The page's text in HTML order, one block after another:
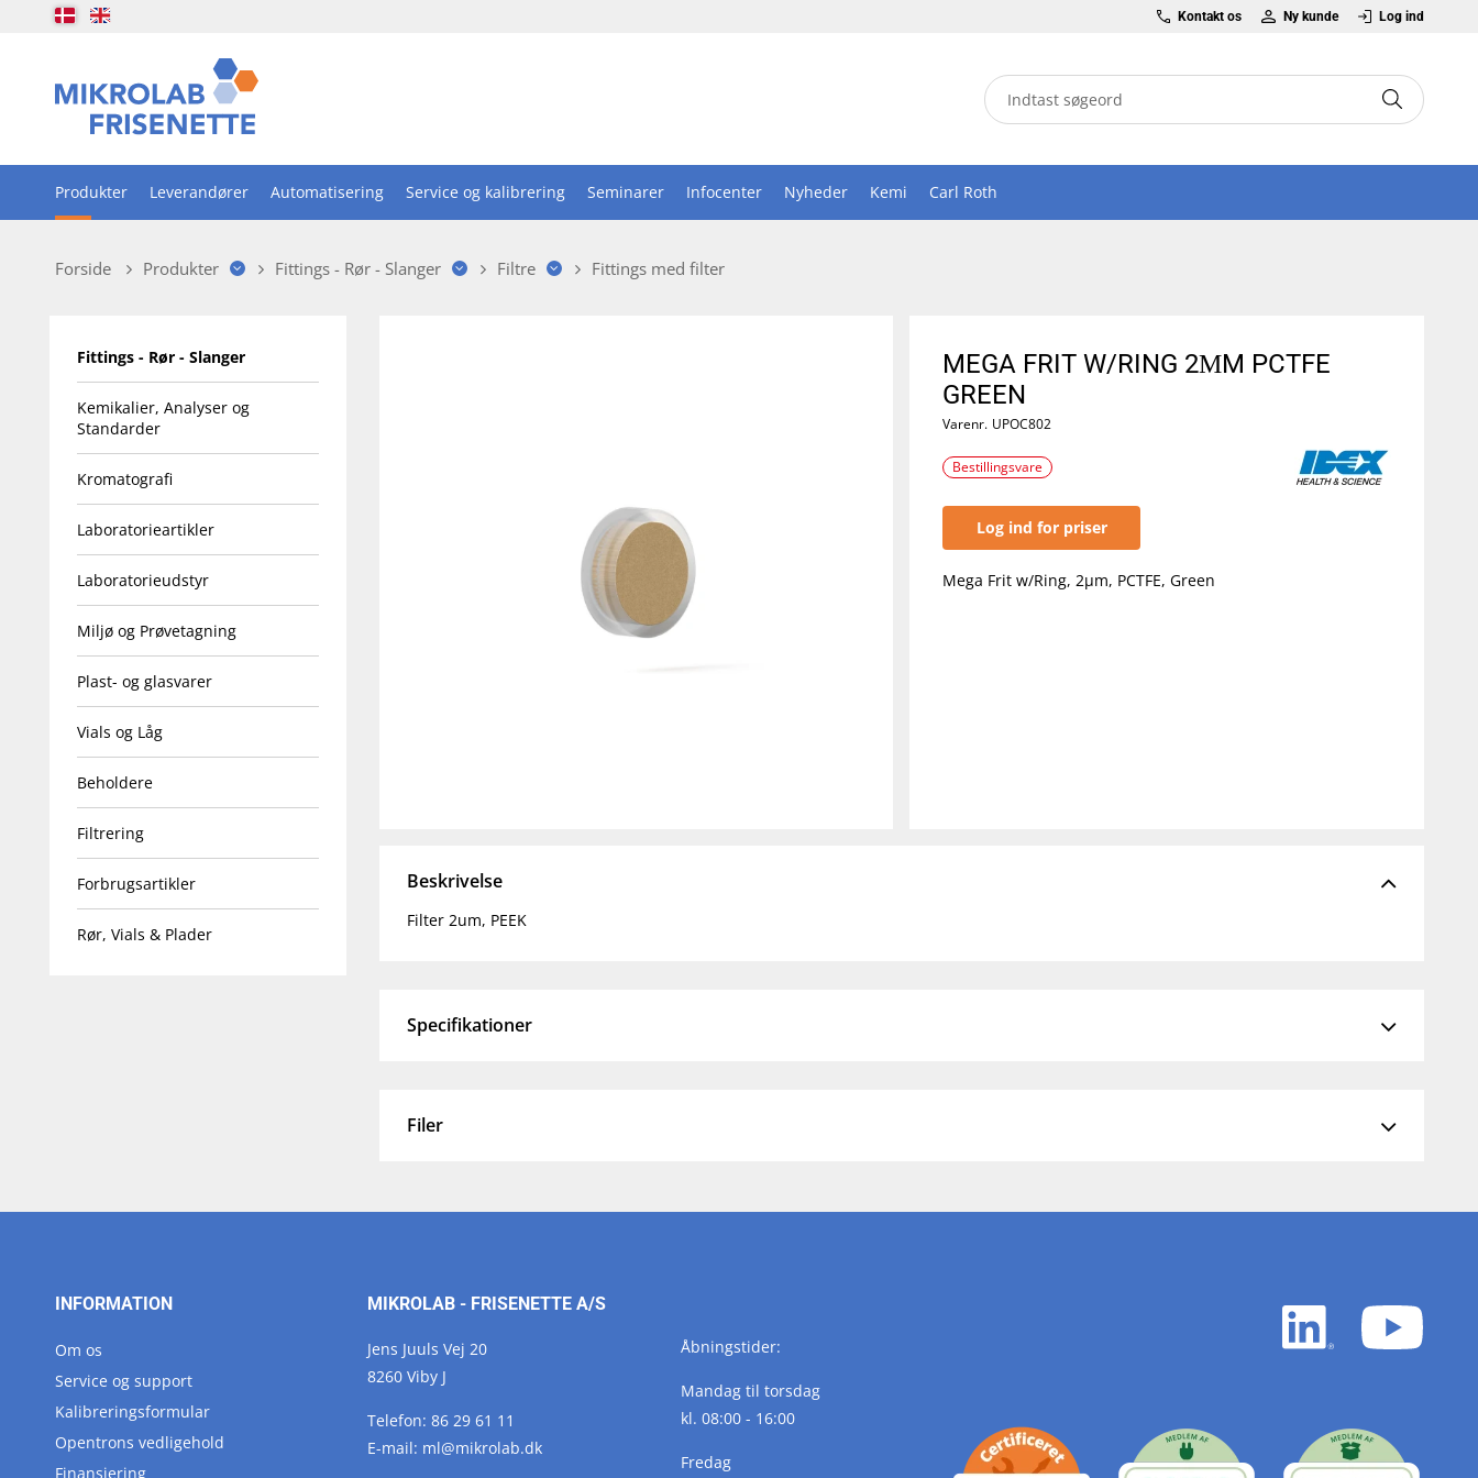
Kontakt os Ny kunde Log ind
Produkter Leverandører Automatisering Service og kalibrering Seminarer Infocenter Nyheder Kemi Carl Roth
Forside Produkter Fittings - Rør - Slanger Filtre Fittings med filter
Fittings - Rør - Slanger
Kemikalier, Analyser og
Standarder
Kromatografi
Laboratorieartikler
Laboratorieudstyr
Miljø og Prøvetagning
Plast- og glasvarer
Vials og Låg
Beholdere
Filtrering
Forbrugsartikler
Rør, Vials & Plader
MEGA FRIT W/RING 2ΜM PCTFE
GREEN
Varenr. UPOC802
Bestillingsvare
Log ind for priser
Mega Frit w/Ring, 2µm, PCTFE, Green
Beskrivelse
Filter 2um, PEEK
Specifikationer
Filer
INFORMATION
Om os
Service og support
Kalibreringsformular
Opentrons vedligehold
Finansiering
MIKROLAB - FRISENETTE A/S
Jens Juuls Vej 20
8260 Viby J
Telefon:86 29 61 11
E-mail: ml@mikrolab.dk
Åbningstider:
Mandag til torsdag
kl. 08:00 - 16:00
Fredag
LinkedIn
white
white